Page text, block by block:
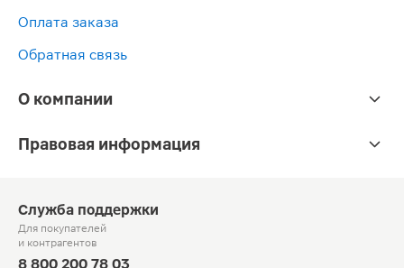
Оплата заказа
Обратная связь
О компании
Правовая информация
Служба поддержки
Для покупателей
и контрагентов
8 800 200 78 03